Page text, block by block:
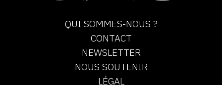
QUI SOMMES-NOUS ?
CONTACT
NEWSLETTER
NOUS SOUTENIR
LÉGAL